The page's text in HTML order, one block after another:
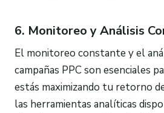
6. Monitoreo y Análisis
El monitoreo constante y el
campañas PPC son esenciales
estás maximizando tu retorno
las herramientas analíticas